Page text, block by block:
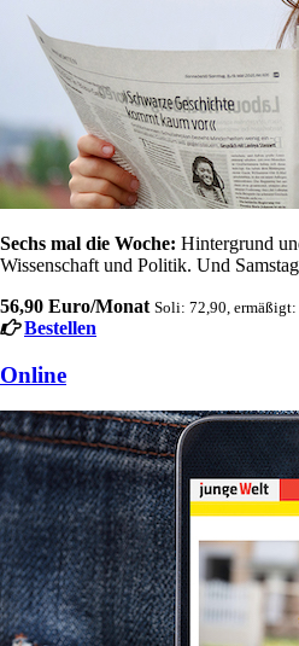
Sechs mal die Woche: Hintergrund
Wissenschaft und Politik. Und
56,90 Euro/Monat Soli: 72,90, ermäßigt:
Bestellen
Online